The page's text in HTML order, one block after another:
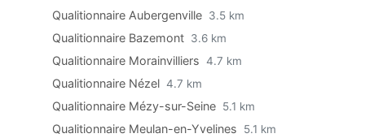
Qualitionnaire Aubergenville 3.5 km
Qualitionnaire Bazemont 3.6 km
Qualitionnaire Morainvilliers 4.7 km
Qualitionnaire Nézel 4.7 km
Qualitionnaire Mézy-sur-Seine 5.1 km
Qualitionnaire Meulan-en-Yvelines 5.1 km